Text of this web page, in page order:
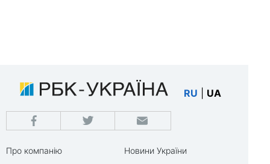
RU UA
Про компанію
Новини України